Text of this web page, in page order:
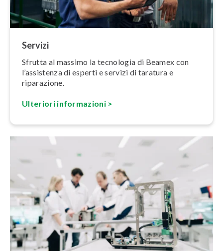
Servizi
Sfrutta al massimo la tecnologia di Beamex con
l’assistenza di esperti e servizi di taratura e
riparazione.
Ulteriori in­for­ma­zio­ni >